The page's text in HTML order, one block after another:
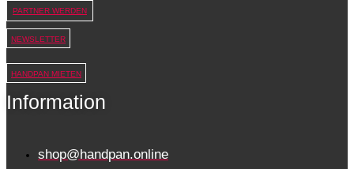
PARTNER WERDEN
NEWSLETTER
HANDPAN MIETEN
Information
shop@handpan.online